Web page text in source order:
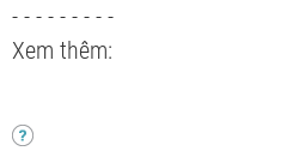
- - - - - - - - -
Xem thêm: